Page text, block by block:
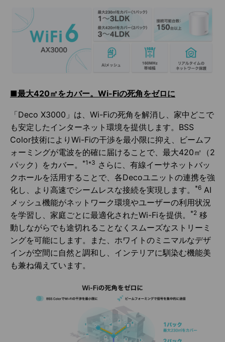
■最大420㎡をカバー。Wi-Fiの死角をゼロに
「Deco X3000」は、Wi-Fiの死角を解消し、家中どこで
も安定したインターネット環境を提供します。BSS
Color技術によりWi-Fiの干渉を最小限に抑え、ビームフ
ォーミングが電波を的確に届けることで、最大420㎡（2
パック）をカバー。
*1*3 さらに、有線イーサネットバッ
クホールを活用することで、各Decoユニットの連携を強
化し、より高速でシームレスな接続を実現します。
*6 AI
メッシュ機能がネットワーク環境やユーザーの利用状況
を学習し、家庭ごとに最適化されたWi-Fiを提供。
*2 移
動しながらでも途切れることなくスムーズなストリーミ
ングを可能にします。また、ホワイトのミニマルなデザ
インが空間に自然と調和し、インテリアに馴染む機能美
も兼ね備えています。